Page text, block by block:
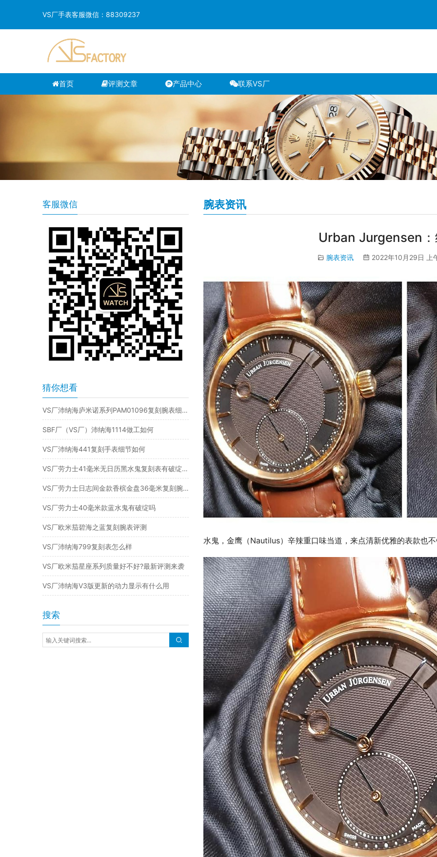
首页 评测文章 产品中心 联系VS厂
腕表资讯
Urban Jurgensen：
腕表资讯 2022年10月29日 上
水鬼，金鹰（Nautilus）辛辣重口味当道，来点清新优雅的表款也
客服微信
猜你想看
VS厂沛纳海庐米诺系列PAM01096复刻腕表细节评测
SBF厂（VS厂）沛纳海1114做工如何
VS厂沛纳海441复刻手表细节如何
VS厂劳力士41毫米无日历黑水鬼复刻表有破绽吗（复刻腕表值得入手吗）
VS厂劳力士日志间金款香槟金盘36毫米复刻腕表怎么样
VS厂劳力士40毫米款蓝水鬼有破绽吗
VS厂欧米茄碧海之蓝复刻腕表评测
VS厂沛纳海799复刻表怎么样
VS厂欧米茄星座系列质量好不好?最新评测来袭
VS厂沛纳海V3版更新的动力显示有什么用
搜索
VS厂手表客服微信：88309237